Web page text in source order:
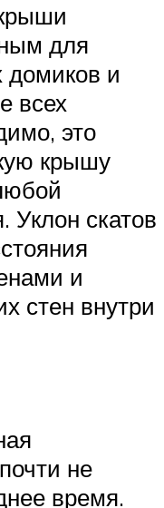
для
и
всех
это
крышу
Уклон скатов
и
стен внутри
не
время.